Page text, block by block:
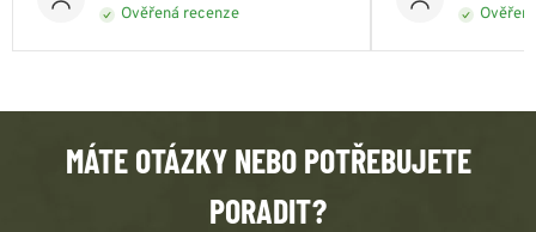
Ověřená recenze
MÁTE OTÁZKY NEBO POTŘEBUJETE
PORADIT?